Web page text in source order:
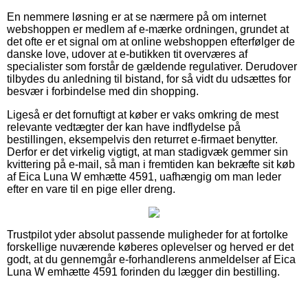
En nemmere løsning er at se nærmere på om internet
webshoppen er medlem af e-mærke ordningen, grundet at
det ofte er et signal om at online webshoppen efterfølger de
danske love, udover at e-butikken tit overværes af
specialister som forstår de gældende regulativer. Derudover
tilbydes du anledning til bistand, for så vidt du udsættes for
besvær i forbindelse med din shopping.
Ligeså er det fornuftigt at køber er vaks omkring de mest
relevante vedtægter der kan have indflydelse på
bestillingen, eksempelvis den returret e-firmaet benytter.
Derfor er det virkelig vigtigt, at man stadigvæk gemmer sin
kvittering på e-mail, så man i fremtiden kan bekræfte sit køb
af Eica Luna W emhætte 4591, uafhængig om man leder
efter en vare til en pige eller dreng.
Trustpilot yder absolut passende muligheder for at fortolke
forskellige nuværende køberes oplevelser og herved er det
godt, at du gennemgår e-forhandlerens anmeldelser af Eica
Luna W emhætte 4591 forinden du lægger din bestilling.